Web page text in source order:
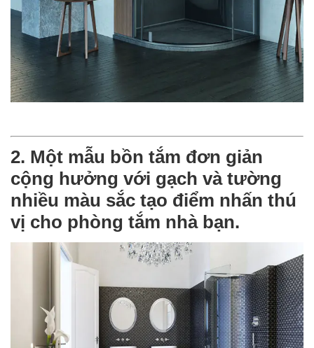
2. Một mẫu bồn tắm đơn giản
cộng hưởng với gạch và tường
nhiều màu sắc tạo điểm nhấn thú
vị cho phòng tắm nhà bạn.